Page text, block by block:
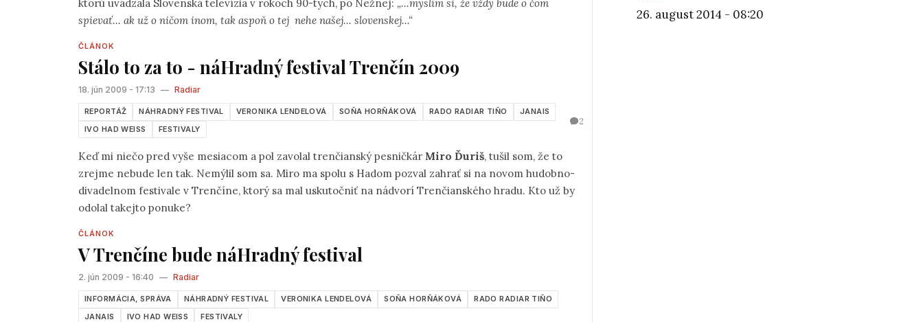
ktorú uvádzala Slovenská televízia v rokoch 90-tych, po Nežnej: „...myslím si, že vždy bude o čom
spievať... ak už o ničom inom, tak aspoň o tej nehe našej... slovenskej...“
ČLÁNOK
Stálo to za to - náHradný festival Trenčín 2009
18. jún 2009 - 17:13 — Radiar
REPORTÁŽ NÁHRADNÝ FESTIVAL VERONIKA LENDELOVÁ SOŇA HORŇÁKOVÁ RADO RADIAR TIŇO
JANAIS
IVO HAD WEISS
FESTIVALY
2
Keď mi niečo pred vyše mesiacom a pol zavolal trenčianský pesničkár Miro Ďuriš, tušil som, že to
zrejme nebude len tak. Nemýlil som sa. Miro ma spolu s Hadom pozval zahrať si na novom hudobno-
divadelnom festivale v Trenčíne, ktorý sa mal uskutočniť na nádvorí Trenčianského hradu. Kto už by
odolal takejto ponuke?
ČLÁNOK
V Trenčíne bude náHradný festival
2. jún 2009 - 16:40 — Radiar
INFORMÁCIA, SPRÁVA NÁHRADNÝ FESTIVAL VERONIKA LENDELOVÁ SOŇA HORŇÁKOVÁ
RADO RADIAR TIŇO
JANAIS
IVO HAD WEISS FESTIVALY
26. august 2014 - 08:20